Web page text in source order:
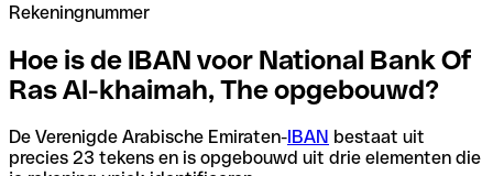
Rekeningnummer
Hoe is de IBAN voor National Bank Of
Ras Al-khaimah, The opgebouwd?
De Verenigde Arabische Emiraten-IBAN bestaat uit
precies 23 tekens en is opgebouwd uit drie elementen die